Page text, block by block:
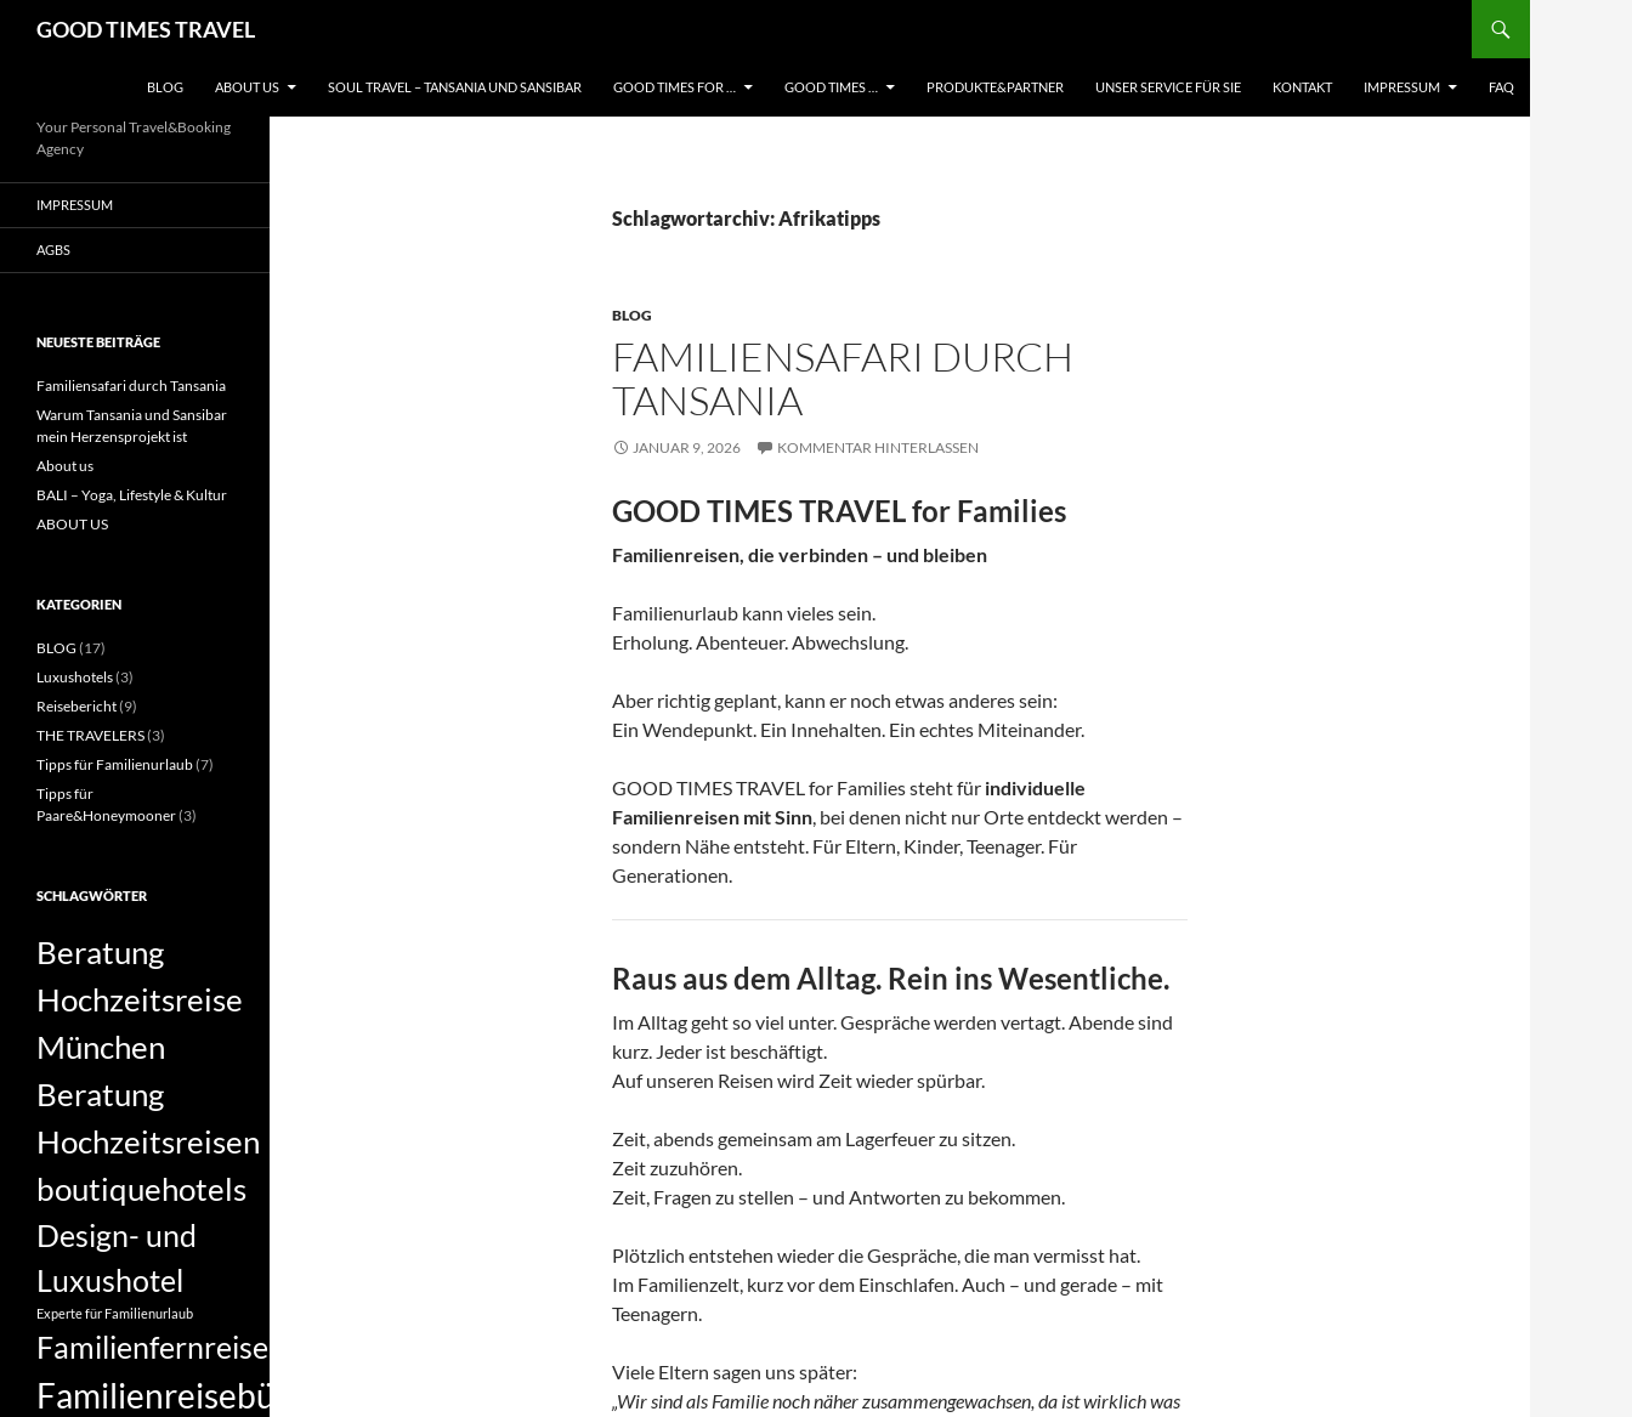
InhaltGOOD TIMES TRAVEL
BLOG ABOUT US SOUL TRAVEL – TANSANIA UND SANSIBAR GOOD TIMES FOR … GOOD TIMES … PRODUKTE&PARTNER UNSER SERVICE FÜR SIE KONTAKT IMPRESSUM FAQ
Schlagwortarchiv: Afrikatipps
BLOG
FAMILIENSAFARI DURCH
TANSANIA
JANUAR 9, 2026 KOMMENTAR HINTERLASSEN
GOOD TIMES TRAVEL for Families
Familienreisen, die verbinden – und bleiben
Familienurlaub kann vieles sein.
Erholung. Abenteuer. Abwechslung.
Aber richtig geplant, kann er noch etwas anderes sein:
Ein Wendepunkt. Ein Innehalten. Ein echtes Miteinander.
GOOD TIMES TRAVEL for Families steht für individuelle
Familienreisen mit Sinn, bei denen nicht nur Orte entdeckt werden –
sondern Nähe entsteht. Für Eltern, Kinder, Teenager. Für
Generationen.
Raus aus dem Alltag. Rein ins Wesentliche.
Im Alltag geht so viel unter. Gespräche werden vertagt. Abende sind
kurz. Jeder ist beschäftigt.
Auf unseren Reisen wird Zeit wieder spürbar.
Zeit, abends gemeinsam am Lagerfeuer zu sitzen.
Zeit zuzuhören.
Zeit, Fragen zu stellen – und Antworten zu bekommen.
Plötzlich entstehen wieder die Gespräche, die man vermisst hat.
Im Familienzelt, kurz vor dem Einschlafen. Auch – und gerade – mit
Teenagern.
Viele Eltern sagen uns später:
„Wir sind als Familie noch näher zusammengewachsen, da ist wirklich was
Your Personal Travel&Booking
Agency
IMPRESSUM
AGBS
NEUESTE BEITRÄGE
Familiensafari durch Tansania
Warum Tansania und Sansibar
mein Herzensprojekt ist
About us
BALI – Yoga, Lifestyle & Kultur
ABOUT US
KATEGORIEN
BLOG (17)
Luxushotels(3)
Reisebericht(9)
THE TRAVELERS(3)
Tipps für Familienurlaub(7)
Tipps für
Paare&Honeymooner(3)
SCHLAGWÖRTER
Beratung
Hochzeitsreise
München
Beratung
Hochzeitsreisen
boutiquehotels
Design- und
Luxushotel
Experte für Familienurlaub
Familienfernreise
Familienreisebüro